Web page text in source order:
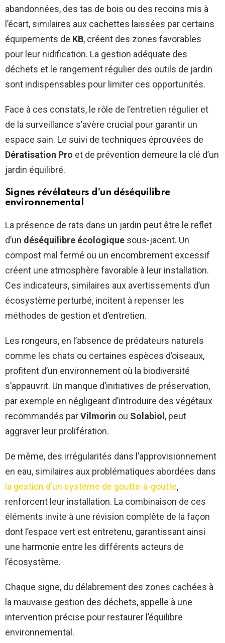
abandonnées, des tas de bois ou des recoins mis à
l’écart, similaires aux cachettes laissées par certains
équipements de KB, créent des zones favorables
pour leur nidification. La gestion adéquate des
déchets et le rangement régulier des outils de jardin
sont indispensables pour limiter ces opportunités.
Face à ces constats, le rôle de l’entretien régulier et
de la surveillance s’avère crucial pour garantir un
espace sain. Le suivi de techniques éprouvées de
Dératisation Pro et de prévention demeure la clé d’un
jardin équilibré.
Signes révélateurs d’un déséquilibre
environnemental
La présence de rats dans un jardin peut être le reflet
d’un déséquilibre écologique sous-jacent. Un
compost mal fermé ou un encombrement excessif
créent une atmosphère favorable à leur installation.
Ces indicateurs, similaires aux avertissements d’un
écosystème perturbé, incitent à repenser les
méthodes de gestion et d’entretien.
Les rongeurs, en l’absence de prédateurs naturels
comme les chats ou certaines espèces d’oiseaux,
profitent d’un environnement où la biodiversité
s’appauvrit. Un manque d’initiatives de préservation,
par exemple en négligeant d’introduire des végétaux
recommandés parVilmorin ou Solabiol, peut
aggraver leur prolifération.
De même, des irrégularités dans l’approvisionnement
en eau, similaires aux problématiques abordées dans
la gestion d’un système de goutte-à-goutte,
renforcent leur installation. La combinaison de ces
éléments invite à une révision complète de la façon
dont l’espace vert est entretenu, garantissant ainsi
une harmonie entre les différents acteurs de
l’écosystème.
Chaque signe, du délabrement des zones cachées à
la mauvaise gestion des déchets, appelle à une
intervention précise pour restaurer l’équilibre
environnemental.